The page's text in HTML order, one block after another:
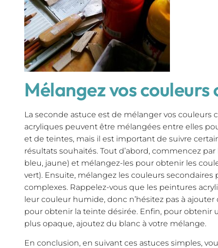
Mélangez vos
La seconde astuce est de mélanger vos couleurs
acryliques peuvent être mélangées entre elles
et de teintes, mais il est important de suivre
résultats souhaités. Tout d’abord, commencez
bleu, jaune) et mélangez-les pour obtenir les
vert). Ensuite, mélangez les couleurs
complexes. Rappelez-vous que les peintures
leur couleur humide, donc n’hésitez pas à
pour obtenir la teinte désirée. Enfin, pour obtenir
plus opaque, ajoutez du blanc à votre mélange.
En conclusion, en suivant ces astuces simples,